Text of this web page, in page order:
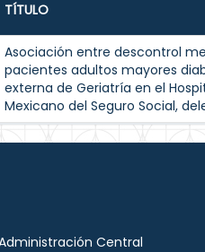
TÍTULO
Asociación entre descontrol
pacientes adultos mayores
externa de Geriatría en el
Mexicano del Seguro Social,
Central